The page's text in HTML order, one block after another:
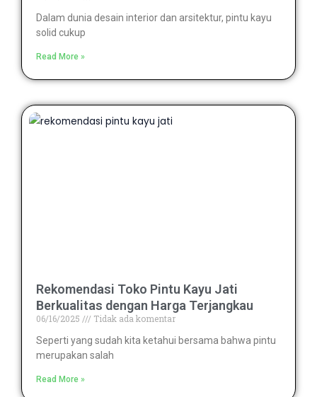
Dalam dunia desain interior dan arsitektur, pintu kayu
solid cukup
Read More »
Rekomendasi Toko Pintu Kayu Jati
Berkualitas dengan Harga Terjangkau
06/16/2025
Tidak ada komentar
Seperti yang sudah kita ketahui bersama bahwa pintu
merupakan salah
Read More »